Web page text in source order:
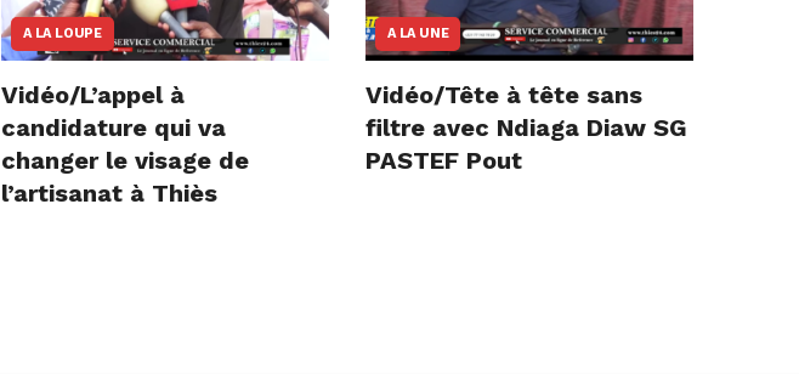
A LA LOUPE
Vidéo/L’appel à
candidature qui va
changer le visage de
l’artisanat à Thiès
A LA UNE
Vidéo/Tête à tête sans
filtre avec Ndiaga Diaw SG
PASTEF Pout